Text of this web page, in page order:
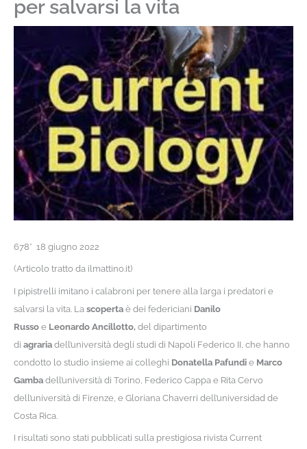
per salvarsi la vita
678* 18 giugno 2022
(Articolo tratto da ilmattino.it)
I pipistrelli imitano i calabroni per tenere alla larga i predatori e
salvarsi la vita. La scoperta è dei federiciani Danilo
Russoe Leonardo Ancillotto,del dipartimento
di agraria dell’università degli studi di Napoli Federico II, che hanno
condotto lo studio insieme ai colleghi Donatella Pafundi eMarco
Gambadell’università di Torino, Federico Cappa e Rita Cervo
dell’università di Firenze, e Gloriana Chaverri dell’universidad de
Costa Rica.
I risultati sono stati pubblicati sulla prestigiosa rivista Current